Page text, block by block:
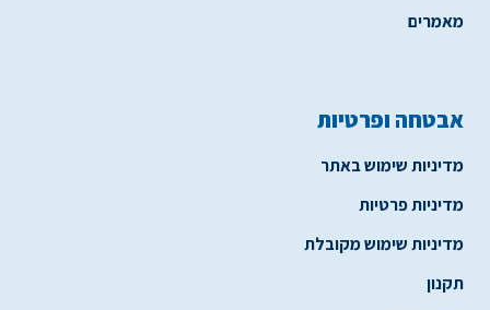
מאמרים
אבטחה ופרטיות
מדיניות שימוש באתר
מדיניות פרטיות
מדיניות שימוש מקובלת
תקנון